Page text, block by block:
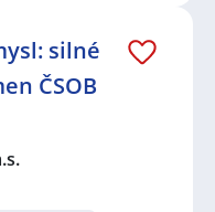
silné
ČSOB